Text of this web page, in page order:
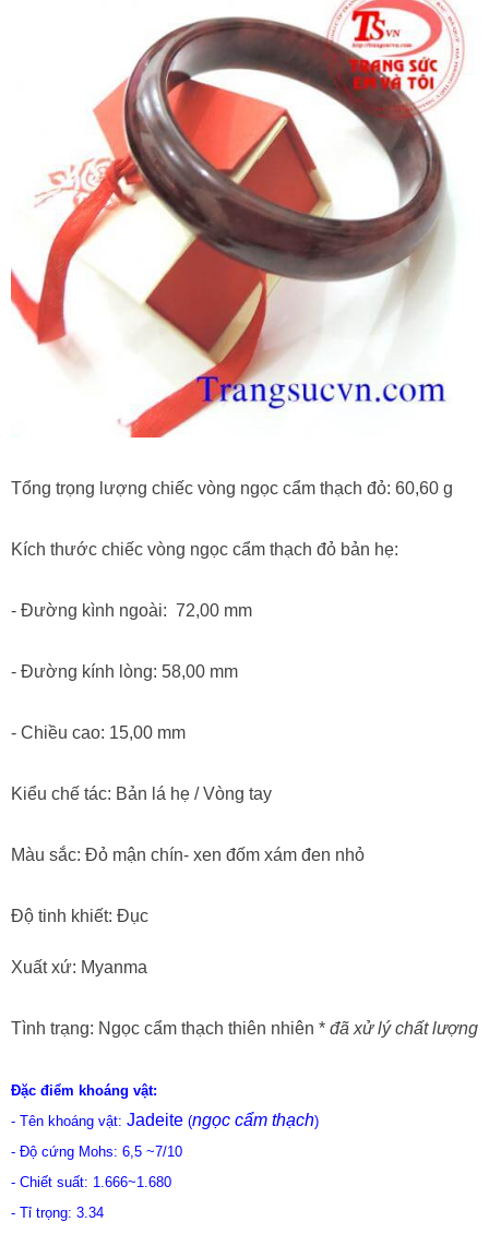
Tổng trọng lượng chiếc vòng ngọc cẩm thạch đỏ: 60,60 g
Kích thước chiếc vòng ngọc cẩm thạch đỏ bản hẹ:
- Đường kình ngoài: 72,00 mm
- Đường kính lòng: 58,00 mm
- Chiều cao: 15,00 mm
Kiểu chế tác: Bản lá hẹ / Vòng tay
Màu sắc: Đỏ mận chín- xen đốm xám đen nhỏ
Độ tinh khiết: Đục
Xuất xứ: Myanma
Tình trạng: Ngọc cẩm thạch thiên nhiên * đã xử lý chất lượng
Đặc điểm khoáng vật:
- Tên khoáng vật: Jadeite (ngọc cẩm thạch)
- Độ cứng Mohs: 6,5 ~7/10
- Chiết suất: 1.666~1.680
- Tỉ trọng: 3.34